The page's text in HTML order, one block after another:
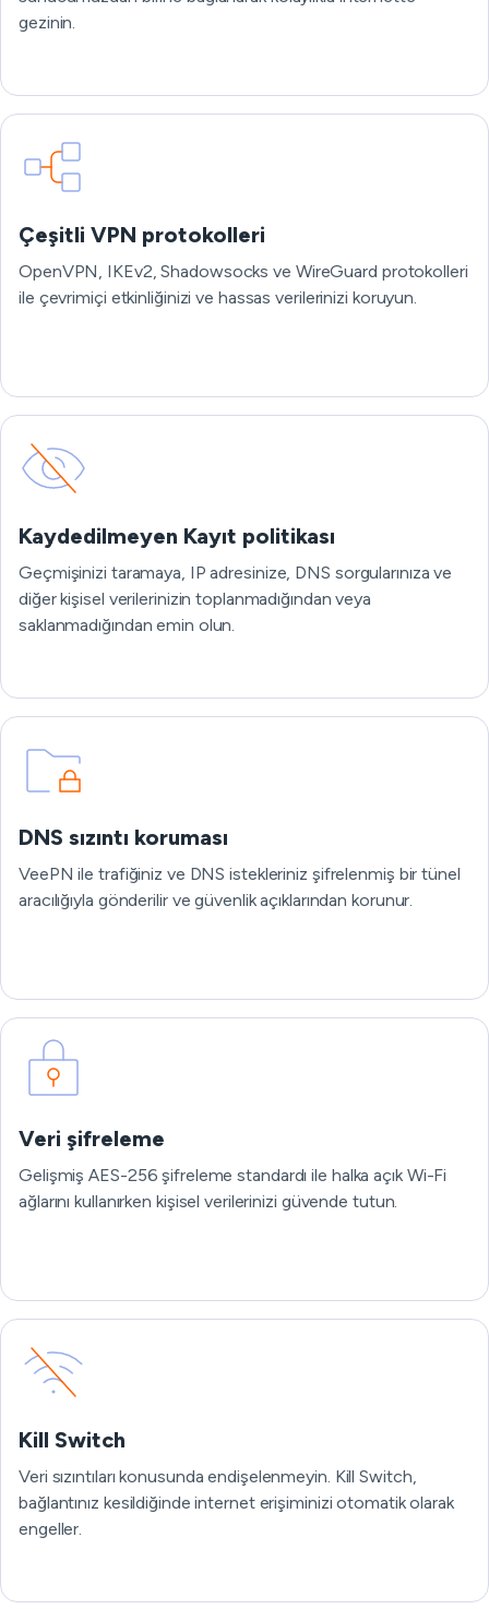
gezinin.
Çeşitli VPN protokolleri
OpenVPN, IKEv2, Shadowsocks ve WireGuard protokolleri
ile çevrimiçi etkinliğinizi ve hassas verilerinizi koruyun.
Kaydedilmeyen Kayıt politikası
Geçmişinizi taramaya, IP adresinize, DNS sorgularınıza ve
diğer kişisel verilerinizin toplanmadığından veya
saklanmadığından emin olun.
DNS sızıntı koruması
VeePN ile trafiğiniz ve DNS istekleriniz şifrelenmiş bir tünel
aracılığıyla gönderilir ve güvenlik açıklarından korunur.
Veri şifreleme
Gelişmiş AES-256 şifreleme standardı ile halka açık Wi-Fi
ağlarını kullanırken kişisel verilerinizi güvende tutun.
Kill Switch
Veri sızıntıları konusunda endişelenmeyin. Kill Switch,
bağlantınız kesildiğinde internet erişiminizi otomatik olarak
engeller.